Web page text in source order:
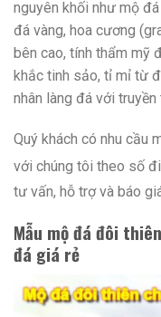
nguyên khối như mộ đá
đá vàng, hoa cương
bên cao, tính thẩm mỹ
khắc tinh sảo, tỉ mỉ từ
nhân làng đá với
Quý khách có nhu cầu
với chúng tôi theo số
tư vấn, hỗ trợ và báo
Mẫu mộ đá đôi
đá giá rẻ